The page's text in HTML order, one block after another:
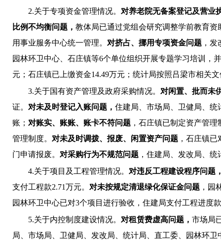
2.关于专项资金管理情况。 对养老院无备案登记及营业
比例不均衡问题， 教体局已通过党组会研究调整学前教育
用事业服务中心统一管理。 对挤占、挪用专项资金问题 ，
园林环卫中心、石庄镇等6个单位组织开展专题学习培训，
元；石庄镇已上缴资金14.49万元；统计局按照吕梁市相关
3.关于国有资产管理及政府采购情况。 对闲置、批而未
证。 对未及时登记入账问题， 住建局、市场局、卫健局、
账； 对账实、账账、账卡不符问题 ，石庄镇已制定资产管理
管理制度。 对未及时调拨、报废、闲置资产问题 ，石庄镇已
门申请报废。 对采购行为不规范问题 ，住建局、发改局、
4.关于项目及工程管理情况。 对违反工程建设程序问题
支付工程款2.71万元。 对未按规定清退绿化保证金问题 ，园
园林环卫中心已对3个项目进行验收，住建局支付工程进度
5.关于内控制度建设情况。 对租赁费虚高问题， 市场局
局、市场局、卫健局、发改局、统计局、直工委、园林环